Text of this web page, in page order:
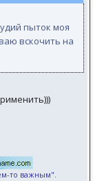
пыток моя
вскочить на
то важным".